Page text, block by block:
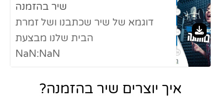
שיר בהזמנה
דוגמא של שיר שכתבנו ושל זמרת
הבית שלנו מבצעת
NaN:NaN
איך יוצרים שיר בהזמנה?